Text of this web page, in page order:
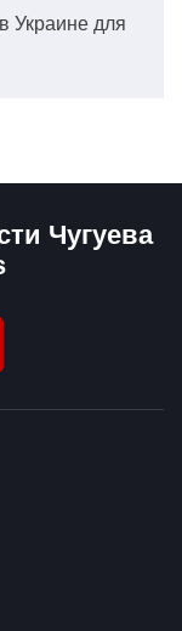
Украине для
Чугуева